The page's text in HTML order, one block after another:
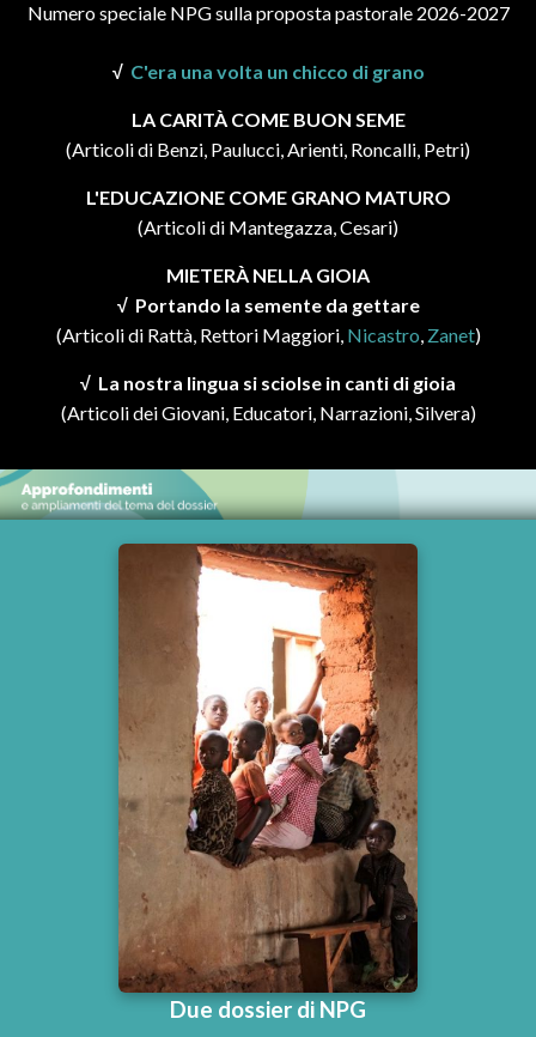
Numero speciale NPG sulla proposta pastorale 2026-2027
√ C'era una volta un chicco di grano
LA CARITÀ COME BUON SEME
(Articoli di Benzi, Paulucci, Arienti, Roncalli, Petri)
L'EDUCAZIONE COME GRANO MATURO
(Articoli di Mantegazza, Cesari)
MIETERÀ NELLA GIOIA
√ Portando la semente da gettare
(Articoli di Rattà, Rettori Maggiori, Nicastro, Zanet)
√ La nostra lingua si sciolse in canti di gioia
(Articoli dei Giovani, Educatori, Narrazioni, Silvera)
Due dossier di NPG